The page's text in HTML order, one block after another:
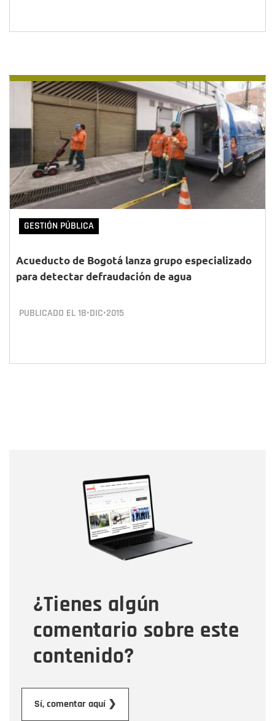
GESTIÓN PÚBLICA
Acueducto de Bogotá lanza grupo especializado
para detectar defraudación de agua
PUBLICADO EL18•DIC•2015
¿Tienes algún
comentario sobre este
contenido?
Sí, comentar aquí ❯
Correo electrónico
Tipo de comentario
Mensaje